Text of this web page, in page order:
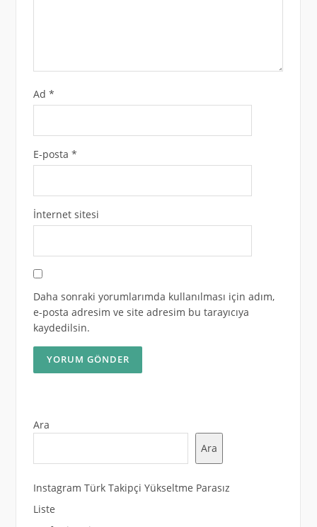
Ad *
E-posta *
İnternet sitesi
Daha sonraki yorumlarımda kullanılması için adım,
e-posta adresim ve site adresim bu tarayıcıya
kaydedilsin.
Ara
Ara
Instagram Türk Takipçi Yükseltme Parasız
Liste